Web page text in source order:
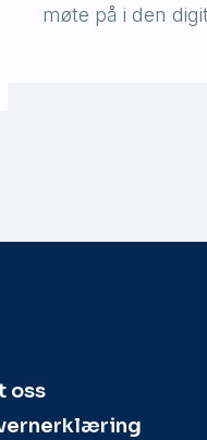
møte på i den
oss